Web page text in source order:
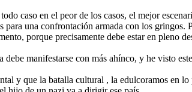
caso en el peor de los casos, el mejor
una confrontación armada con los gringos.
porque precisamente debe estar en pleno
manifestarse con más ahínco, y he visto
y que la batalla cultural , la edulcoramos en